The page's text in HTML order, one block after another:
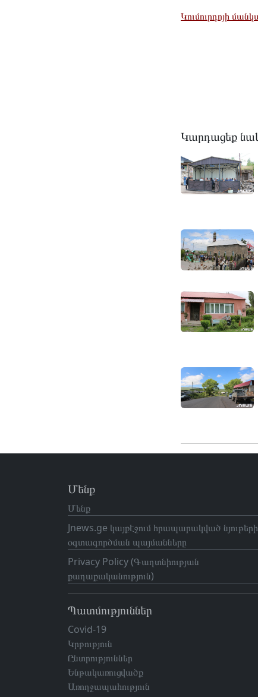
Կումուրդոյի
Կարդացեք
Մենք
Մենք
Jnews.ge կայքէջում հրապարակված նյութերի
օգտագործման պայմանները
Privacy Policy (Գաղտնիության
քաղաքականություն)
Պատմություններ
Covid-19
Կրթություն
Ընտրություններ
Ենթակառուցվածք
Առողջապահություն